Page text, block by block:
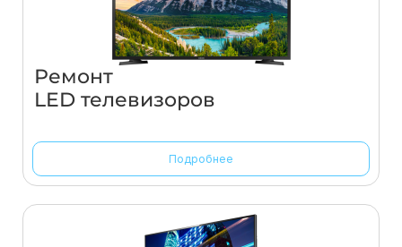
Ремонт
LED телевизоров
Подробнее